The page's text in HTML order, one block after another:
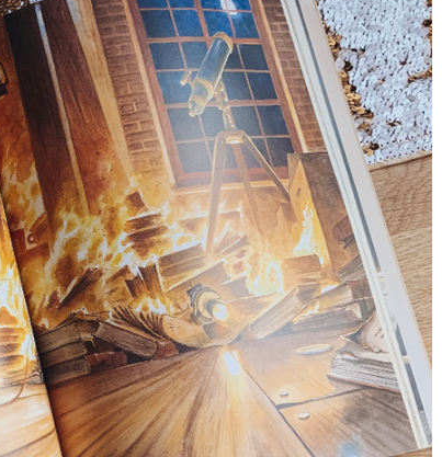
щоб
від
Ігри та конкурси на Новий рік
для всієї сім’ї — ідеї для
святкового вечора